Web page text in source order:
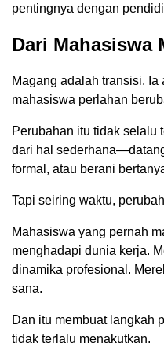
pentingnya dengan
Dari Mahasiswa
Magang adalah transisi. Ia
mahasiswa perlahan
Perubahan itu tidak selalu
dari hal
formal, atau berani
Tapi seiring waktu,
Mahasiswa yang pernah
menghadapi dunia kerja.
dinamika profesional.
sana.
Dan itu membuat langkah
tidak terlalu menakutkan.